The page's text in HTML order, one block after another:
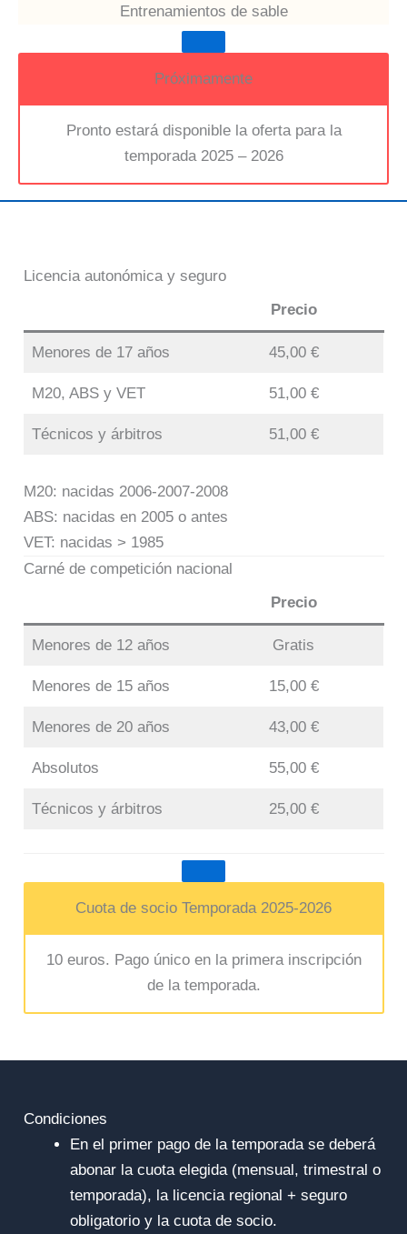
Entrenamientos de sable
Próximamente
Pronto estará disponible la oferta para la
temporada 2025 – 2026
Licencia autonómica y seguro
Precio
Menores de 17 años 45,00 €
M20, ABS y VET 51,00 €
Técnicos y árbitros 51,00 €
M20: nacidas 2006-2007-2008
ABS: nacidas en 2005 o antes
VET: nacidas > 1985
Carné de competición nacional
Precio
Menores de 12 años Gratis
Menores de 15 años 15,00 €
Menores de 20 años 43,00 €
Absolutos 55,00 €
Técnicos y árbitros 25,00 €
Cuota de socio Temporada 2025-2026
10 euros. Pago único en la primera inscripción
de la temporada.
Condiciones
En el primer pago de la temporada se deberá
abonar la cuota elegida (mensual, trimestral o
temporada), la licencia regional + seguro
obligatorio y la cuota de socio.